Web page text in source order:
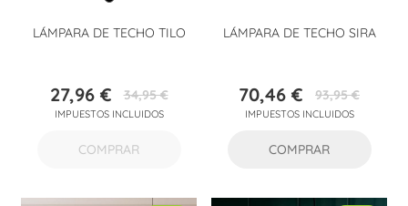
LÁMPARA DE TECHO TILO
Precio
27,96 €Precio
base
34,95 €
IMPUESTOS INCLUIDOS
COMPRAR
LÁMPARA DE TECHO SIRA
Precio
70,46 €Precio
base
93,95 €
IMPUESTOS INCLUIDOS
COMPRAR